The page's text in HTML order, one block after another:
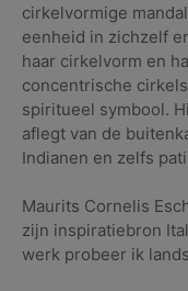
cirkelvormige
eenheid in zichzelf
haar cirkelvorm en
concentrische
spiritueel symbool.
aflegt van de
Indianen en zelfs
Maurits Cornelis
zijn inspiratiebron
werk probeer ik